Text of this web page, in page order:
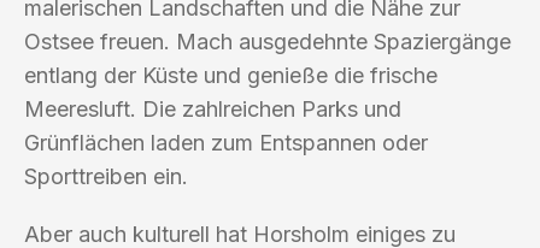
malerischen Landschaften und die Nähe zur
Ostsee freuen. Mach ausgedehnte Spaziergänge
entlang der Küste und genieße die frische
Meeresluft. Die zahlreichen Parks und
Grünflächen laden zum Entspannen oder
Sporttreiben ein.
Aber auch kulturell hat Horsholm einiges zu